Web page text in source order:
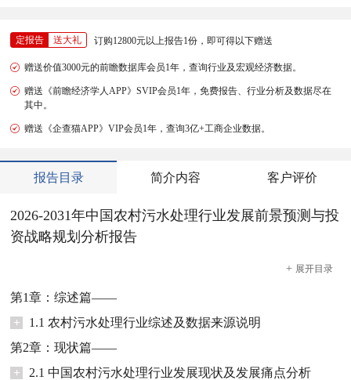
定报告 送大礼 订购12800元以上报告1份，即可得以下赠送
赠送价值3000元的前瞻数据库会员1年，查询行业及宏观经济数据。
赠送《前瞻经济学人APP》SVIP会员1年，免费报告、行业分析及数据尽在
其中。
赠送《企查猫APP》VIP会员1年，查询3亿+工商企业数据。
报告目录 简介内容 客户评价
2026-2031年中国农村污水处理行业发展前景预测与投
资战略规划分析报告
+ 展开目录
第1章：综述篇——
+
1.1 农村污水处理行业综述及数据来源说明
第2章：现状篇——
+
2.1 中国农村污水处理行业发展现状及发展痛点分析